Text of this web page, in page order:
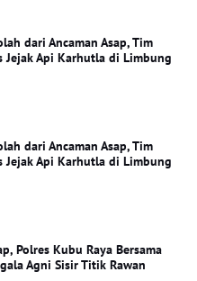
dari Ancaman Asap, Tim
Jejak Api Karhutla di Limbung
dari Ancaman Asap, Tim
Jejak Api Karhutla di Limbung
Polres Kubu Raya Bersama
Agni Sisir Titik Rawan